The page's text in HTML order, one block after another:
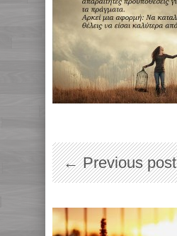
← Previous post